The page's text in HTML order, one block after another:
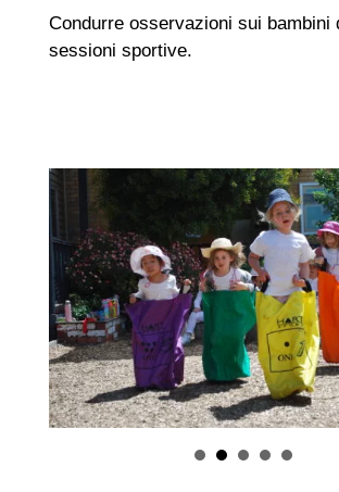
Condurre osservazioni sui bambini
sessioni sportive.